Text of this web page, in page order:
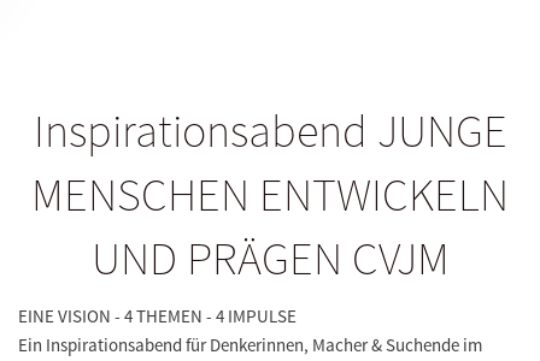
Inspirationsabend JUNGE
MENSCHEN ENTWICKELN
UND PRÄGEN CVJM
EINE VISION - 4 THEMEN - 4 IMPULSE
Ein Inspirationsabend für Denkerinnen, Macher & Suchende im